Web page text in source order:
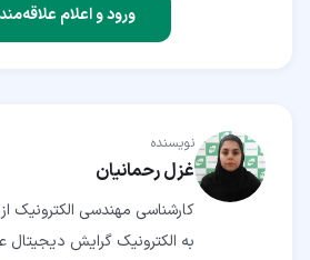
ورود و اعلام
نویسنده
غزل رحمانیان
کارشناسی مهندسی الکترونیک
به الکترونیک گرایش دیجیتال